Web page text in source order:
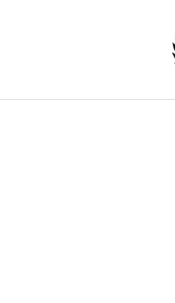
principal